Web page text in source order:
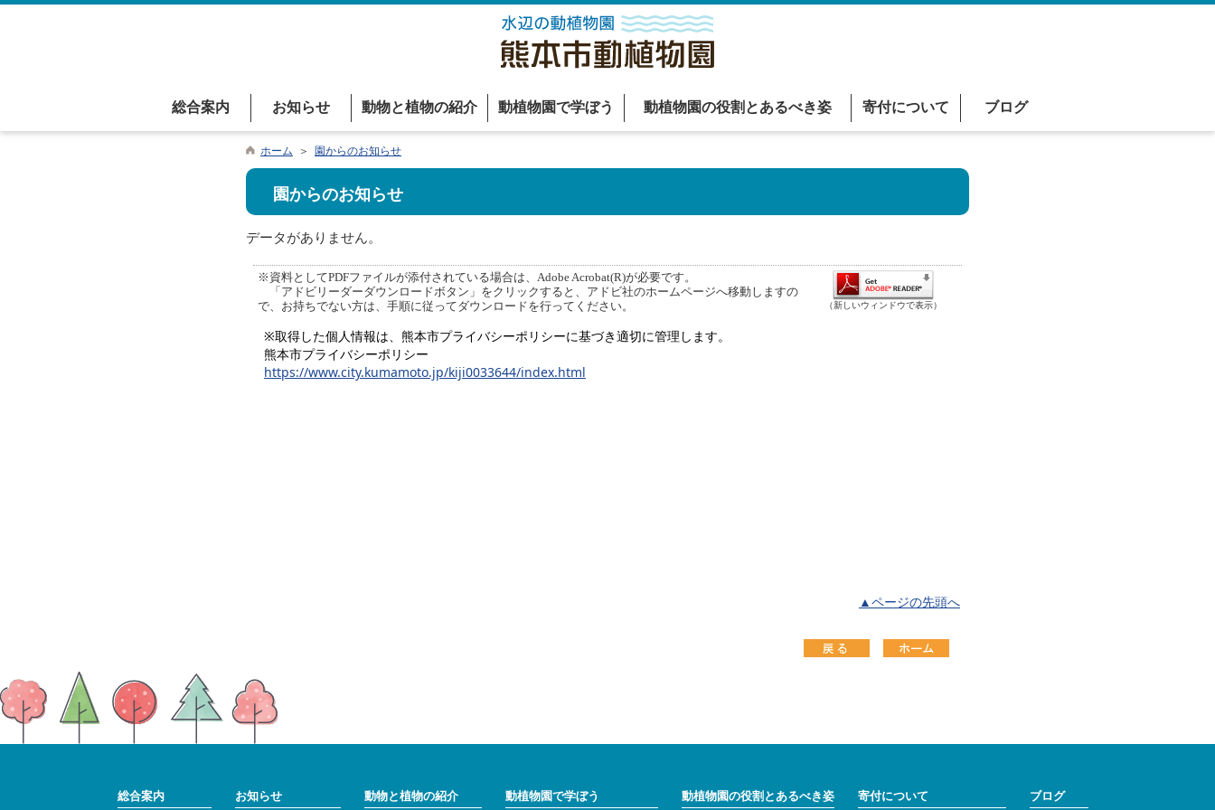
総合案内 お知らせ 動物と植物の紹介 動植物園で学ぼう 動植物園の役割とあるべき姿 寄付について ブログ
ホーム ＞ 園からのお知らせ
園からのお知らせ
データがありません。
※資料としてPDFファイルが添付されている場合は、Adobe Acrobat(R)が必要です。
「アドビリーダーダウンロードボタン」をクリックすると、アドビ社のホームページへ移動しますの
で、お持ちでない方は、手順に従ってダウンロードを行ってください。
（新しいウィンドウで表示）
※取得した個人情報は、熊本市プライバシーポリシーに基づき適切に管理します。
熊本市プライバシーポリシー
https://www.city.kumamoto.jp/kiji0033644/index.html
▲ページの先頭へ
総合案内 お知らせ 動物と植物の紹介 動植物園で学ぼう 動植物園の役割とあるべき姿 寄付について ブログ